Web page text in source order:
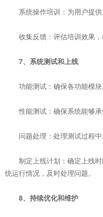
系统操作培训‌：为用户提供
收集反馈‌：评估培训效果，
‌7、系统测试和上线‌
功能测试‌：确保各功能模块
性能测试‌：确保系统能够承
问题处理‌：处理测试过程中
制定上线计划‌：确定上线时
统运行情况，及时处理问题。
8、‌持续优化和维护‌